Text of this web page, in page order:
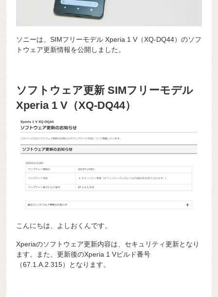
ソニーは、SIMフリーモデル Xperia 1 V（XQ-DQ44）のソフ
トウェア更新情報を公開しました。
ソフトウェア更新 SIMフリーモデル
Xperia 1 V（XQ-DQ44）
こんにちは、よしおくんです。
Xperiaのソフトウェア更新内容は、セキュリティ更新となり
ます。また、更新後のXperia 1 Vビルド番号
（67.1.A.2.315）となります。